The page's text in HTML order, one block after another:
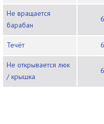
Не вращается
барабан
Течёт
Не открывается люк
/ крышка